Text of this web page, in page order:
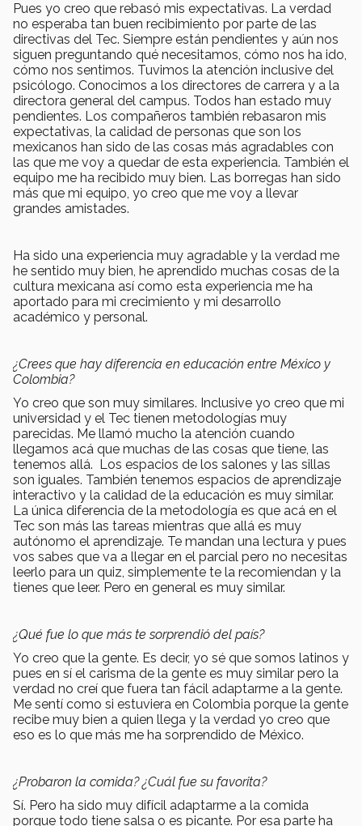
Pues yo creo que rebasó mis expectativas. La verdad
no esperaba tan buen recibimiento por parte de las
directivas del Tec. Siempre están pendientes y aún nos
siguen preguntando qué necesitamos, cómo nos ha ido,
cómo nos sentimos. Tuvimos la atención inclusive del
psicólogo. Conocimos a los directores de carrera y a la
directora general del campus. Todos han estado muy
pendientes. Los compañeros también rebasaron mis
expectativas, la calidad de personas que son los
mexicanos han sido de las cosas más agradables con
las que me voy a quedar de esta experiencia. También el
equipo me ha recibido muy bien. Las borregas han sido
más que mi equipo, yo creo que me voy a llevar
grandes amistades.
Ha sido una experiencia muy agradable y la verdad me
he sentido muy bien, he aprendido muchas cosas de la
cultura mexicana así como esta experiencia me ha
aportado para mi crecimiento y mi desarrollo
académico y personal.
¿Crees que hay diferencia en educación entre México y
Colombia?
Yo creo que son muy similares. Inclusive yo creo que mi
universidad y el Tec tienen metodologías muy
parecidas. Me llamó mucho la atención cuando
llegamos acá que muchas de las cosas que tiene, las
tenemos allá. Los espacios de los salones y las sillas
son iguales. También tenemos espacios de aprendizaje
interactivo y la calidad de la educación es muy similar.
La única diferencia de la metodología es que acá en el
Tec son más las tareas mientras que allá es muy
autónomo el aprendizaje. Te mandan una lectura y pues
vos sabes que va a llegar en el parcial pero no necesitas
leerlo para un quiz, simplemente te la recomiendan y la
tienes que leer. Pero en general es muy similar.
¿Qué fue lo que más te sorprendió del país?
Yo creo que la gente. Es decir, yo sé que somos latinos y
pues en sí el carisma de la gente es muy similar pero la
verdad no creí que fuera tan fácil adaptarme a la gente.
Me sentí como si estuviera en Colombia porque la gente
recibe muy bien a quien llega y la verdad yo creo que
eso es lo que más me ha sorprendido de México.
¿Probaron la comida? ¿Cuál fue su favorita?
Sí. Pero ha sido muy difícil adaptarme a la comida
porque todo tiene salsa o es picante. Por esa parte ha